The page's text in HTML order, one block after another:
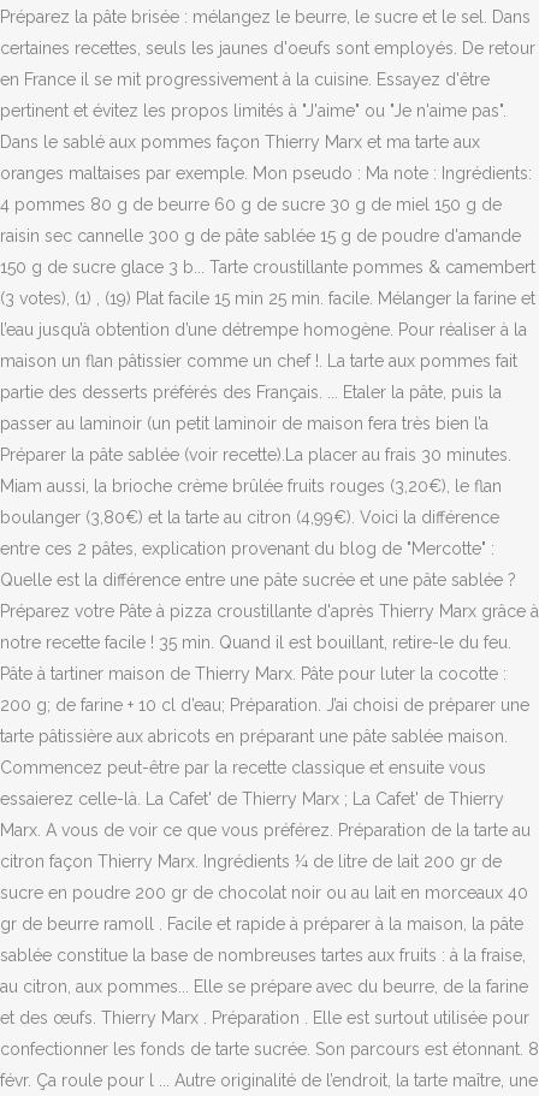
Préparez la pâte brisée : mélangez le beurre, le sucre et le sel. Dans
certaines recettes, seuls les jaunes d'oeufs sont employés. De retour
en France il se mit progressivement à la cuisine. Essayez d'être
pertinent et évitez les propos limités à "J'aime" ou "Je n'aime pas".
Dans le sablé aux pommes façon Thierry Marx et ma tarte aux
oranges maltaises par exemple. Mon pseudo : Ma note : Ingrédients:
4 pommes 80 g de beurre 60 g de sucre 30 g de miel 150 g de
raisin sec cannelle 300 g de pâte sablée 15 g de poudre d'amande
150 g de sucre glace 3 b... Tarte croustillante pommes & camembert
(3 votes), (1) , (19) Plat facile 15 min 25 min. facile. Mélanger la farine et
l’eau jusqu’à obtention d’une détrempe homogène. Pour réaliser à la
maison un flan pâtissier comme un chef !. La tarte aux pommes fait
partie des desserts préférés des Français. ... Etaler la pâte, puis la
passer au laminoir (un petit laminoir de maison fera très bien l’a
Préparer la pâte sablée (voir recette).La placer au frais 30 minutes.
Miam aussi, la brioche crème brûlée fruits rouges (3,20€), le flan
boulanger (3,80€) et la tarte au citron (4,99€). Voici la différence
entre ces 2 pâtes, explication provenant du blog de "Mercotte" :
Quelle est la différence entre une pâte sucrée et une pâte sablée ?
Préparez votre Pâte à pizza croustillante d'après Thierry Marx grâce à
notre recette facile ! 35 min. Quand il est bouillant, retire-le du feu.
Pâte à tartiner maison de Thierry Marx. Pâte pour luter la cocotte :
200 g; de farine + 10 cl d’eau; Préparation. J’ai choisi de préparer une
tarte pâtissière aux abricots en préparant une pâte sablée maison.
Commencez peut-être par la recette classique et ensuite vous
essaierez celle-là. La Cafet' de Thierry Marx ; La Cafet' de Thierry
Marx. A vous de voir ce que vous préférez. Préparation de la tarte au
citron façon Thierry Marx. Ingrédients ¼ de litre de lait 200 gr de
sucre en poudre 200 gr de chocolat noir ou au lait en morceaux 40
gr de beurre ramoll . Facile et rapide à préparer à la maison, la pâte
sablée constitue la base de nombreuses tartes aux fruits : à la fraise,
au citron, aux pommes... Elle se prépare avec du beurre, de la farine
et des œufs. Thierry Marx . Préparation . Elle est surtout utilisée pour
confectionner les fonds de tarte sucrée. Son parcours est étonnant. 8
févr. Ça roule pour l ... Autre originalité de l’endroit, la tarte maître, une